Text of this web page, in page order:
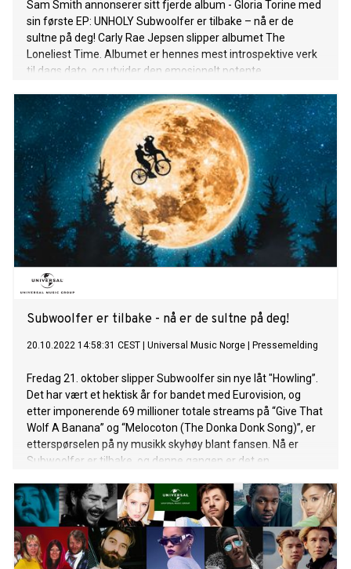
Sam Smith annonserer sitt fjerde album - Gloria Torine med
sin første EP: UNHOLY Subwoolfer er tilbake – nå er de
sultne på deg! Carly Rae Jepsen slipper albumet The
Loneliest Time. Albumet er hennes mest introspektive verk
til dags dato, og utvider den emosjonelt potente
grunnlaget for på det kritikerroste 2015-albumet,
E*MO*TION. Den beundrede Bocelli-familien har gitt ut den
ekstra spesielle julelåten, "The Greatest Gift“ sammen med
en tilhørende video, noe som markerer den første
musikkvideoen med alle tre familiemedlemmene samlet.
Den hjemmekoselige videoen feirer det uvurderlige båndet
som skapes blant familie og venner i juletidene. Se videoen
HER. Loyle Carner følger opp sine tre siste kritikerroste
singler med utgivelsen av det svært etterlengtede albumet
hugo. Med albumet stiller Loyle seg selv det sentrale
spørsmålet “I’m young, Black, successful and have a
platform - but where do I go next?” Post Malone slipper
Subwoolfer er tilbake - nå er de sultne på deg!
20.10.2022 14:58:31 CEST Universal Music Norge Pressemelding
Fredag 21. oktober slipper Subwoolfer sin nye låt "Howling”.
Det har vært et hektisk år for bandet med Eurovision, og
etter imponerende 69 millioner totale streams på “Give That
Wolf A Banana” og “Melocoton (The Donka Donk Song)”, er
etterspørselen på ny musikk skyhøy blant fansen. Nå er
Subwoolfer er tilbake, og denne gangen er det en
Fruktene er ute av bildet, og bestemødre metter dem lenger
ikke, ettersom ulvene nå utvider appetitten sin til å omfatte
nesten hvem som helst. Sammen med sin søster gir de deg
nå den fryktinngytende, men fengende låten “Howling”, så
lås dørene, løp og gjem deg, ellers kan du ende opp i